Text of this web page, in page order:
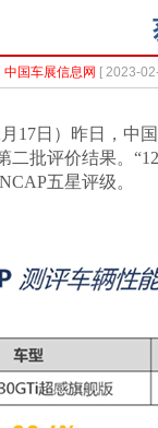
中国车展信息网 [ 2023-
月17日）昨日，中
二批评价结果。
五星评级。